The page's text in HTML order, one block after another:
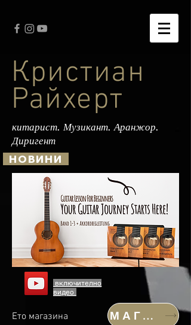
Кристиан
Райхерт
китарист. Музикант. Аранжор.
Диригент
НОВИНИ
включително
видео
Ето магазина МАГАЗИН